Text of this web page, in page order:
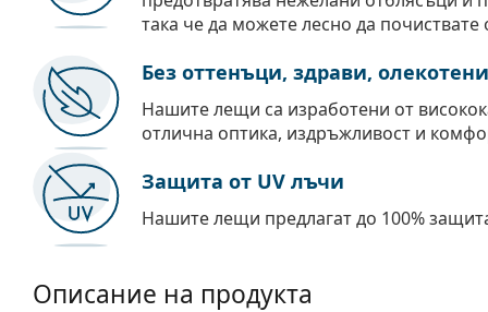
така че да можете лесно да почиствате
Без оттенъци, здрави, олекотени
Нашите лещи са изработени от
отлична оптика, издръжливост и
Защита от UV лъчи
Нашите лещи предлагат до 100%
Описание на продукта